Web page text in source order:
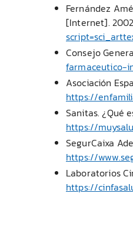
Fernández
[Internet].
Consejo
farmaceutico-
Asociación
https://
Sanitas. ¿Qué
https://
SegurCaixa
https://
Laboratorios
https://